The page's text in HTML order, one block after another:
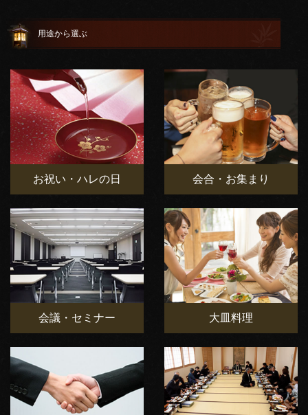
用途から選ぶ
お祝い・ハレの日 会合・お集まり
会議・セミナー 大皿料理